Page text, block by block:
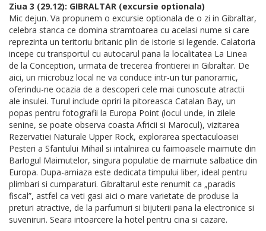
Ziua 3 (29.12): GIBRALTAR (excursie optionala)
Mic dejun. Va propunem o excursie optionala de o zi in Gibraltar,
celebra stanca ce domina stramtoarea cu acelasi nume si care
reprezinta un teritoriu britanic plin de istorie si legende. Calatoria
incepe cu transportul cu autocarul pana la localitatea La Linea
de la Conception, urmata de trecerea frontierei in Gibraltar. De
aici, un microbuz local ne va conduce intr-un tur panoramic,
oferindu-ne ocazia de a descoperi cele mai cunoscute atractii
ale insulei. Turul include opriri la pitoreasca Catalan Bay, un
popas pentru fotografii la Europa Point (locul unde, in zilele
senine, se poate observa coasta Africii si Marocul), vizitarea
Rezervatiei Naturale Upper Rock, explorarea spectaculoasei
Pesteri a Sfantului Mihail si intalnirea cu faimoasele maimute din
Barlogul Maimutelor, singura populatie de maimute salbatice din
Europa. Dupa-amiaza este dedicata timpului liber, ideal pentru
plimbari si cumparaturi. Gibraltarul este renumit ca „paradis
fiscal”, astfel ca veti gasi aici o mare varietate de produse la
preturi atractive, de la parfumuri si bijuterii pana la electronice si
suveniruri. Seara intoarcere la hotel pentru cina si cazare.